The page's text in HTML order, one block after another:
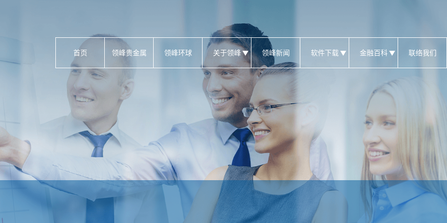
首页 领峰贵金属 领峰环球 关于领峰 领峰新闻 软件下载 金融百科 联络我们